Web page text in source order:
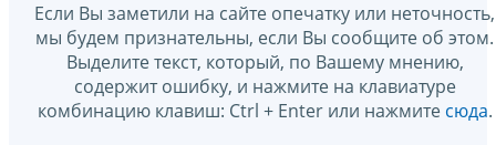
Если Вы заметили на сайте опечатку или неточность,
мы будем признательны, если Вы сообщите об этом.
Выделите текст, который, по Вашему мнению,
содержит ошибку, и нажмите на клавиатуре
комбинацию клавиш: Ctrl + Enter или нажмите сюда.